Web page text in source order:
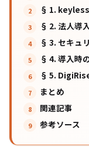
§ 1.
§ 2. 法人導
§ 3. セキュ
§ 4. 導入時
§ 5.
まとめ
関連記事
参考ソース